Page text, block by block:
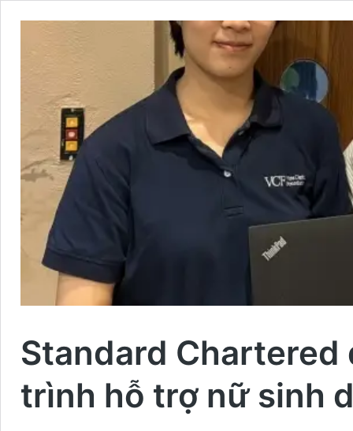
Standard
trình hỗ trợ nữ sinh